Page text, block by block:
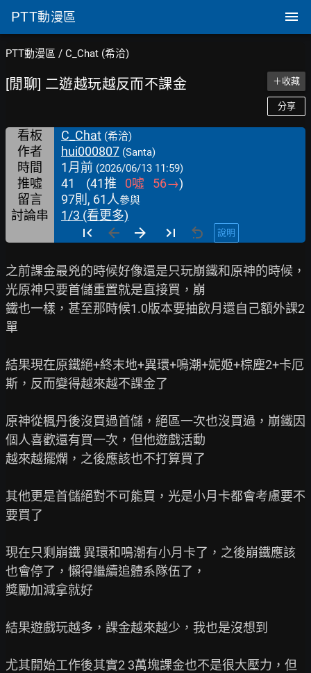
PTT動漫區
PTT動漫區 / C_Chat (希洽)
[閒聊] 二遊越玩越反而不課金 ＋收藏
分享
看板 C_Chat (希洽)
作者 hui000807 (Santa)
時間 1月前 (2026/06/13 11:59)
推噓 41 (41推 0噓 56→)
留言
97則, 61人參與
討論串 1/3 (看更多)
說明
之前課金最兇的時候好像還是只玩崩鐵和原神的時候，
光原神只要首儲重置就是直接買，崩
鐵也一樣，甚至那時候1.0版本要抽飲月還自己額外課2
單
結果現在原鐵絕+終末地+異環+鳴潮+妮姬+棕塵2+卡厄
斯，反而變得越來越不課金了
原神從楓丹後沒買過首儲，絕區一次也沒買過，崩鐵因
個人喜歡還有買一次，但他遊戲活動
越來越擺爛，之後應該也不打算買了
其他更是首儲絕對不可能買，光是小月卡都會考慮要不
要買了
現在只剩崩鐵 異環和鳴潮有小月卡了，之後崩鐵應該
也會停了，懶得繼續追體系隊伍了，
獎勵加減拿就好
結果遊戲玩越多，課金越來越少，我也是沒想到
尤其開始工作後其實2 3萬塊課金也不是很大壓力，但